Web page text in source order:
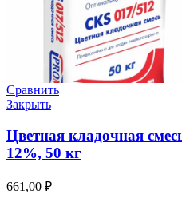
Сравнить
Закрыть
Цветная кладочная
12%, 50 кг
661,00 ₽